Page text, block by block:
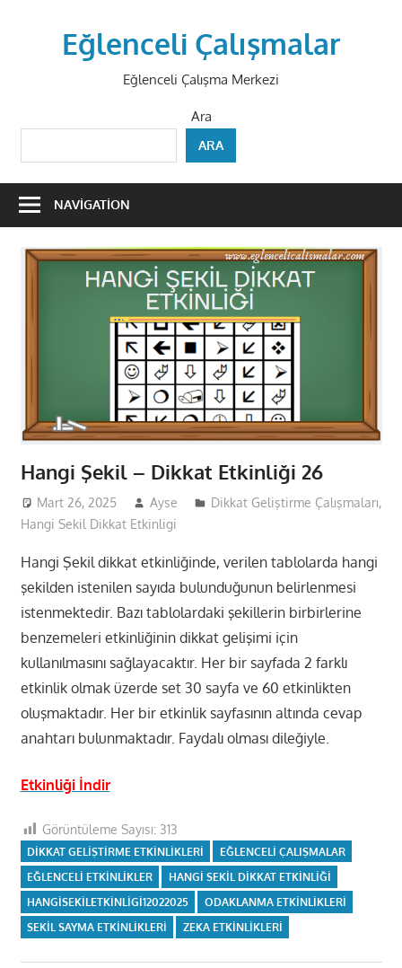
Eğlenceli Çalışmalar
Eğlenceli Çalışma Merkezi
Ara
ARA
NAVIGATION
Hangi Şekil – Dikkat Etkinliği 26
Mart 26, 2025 Ayse Dikkat Geliştirme Çalışmaları,
Hangi Sekil Dikkat Etkinligi
Hangi Şekil dikkat etkinliğinde, verilen tablolarda hangi
şekilden istenilen sayıda bulunduğunun belirlenmesi
istenmektedir. Bazı tablolardaki şekillerin birbirlerine
benzemeleri etkinliğinin dikkat gelişimi için
kullanılmasını sağlayacaktır. Her bir sayfada 2 farklı
etkinlik olmak üzerde set 30 sayfa ve 60 etkinlikten
oluşmaktadır. Her bir etkinlik sayfasının altında cevap
anahtarı bulunmaktadır. Faydalı olması dileğiyle.
Etkinliği İndir
Görüntüleme Sayısı: 313
DIKKAT GELIŞTIRME ETKINLIKLERI
EĞLENCELI ÇALIŞMALAR
EĞLENCELI ETKINLIKLER
HANGI SEKIL DIKKAT ETKINLIĞI
HANGISEKILETKINLIGI12022025
ODAKLANMA ETKINLIKLERI
SEKIL SAYMA ETKINLIKLERI
ZEKA ETKINLIKLERI